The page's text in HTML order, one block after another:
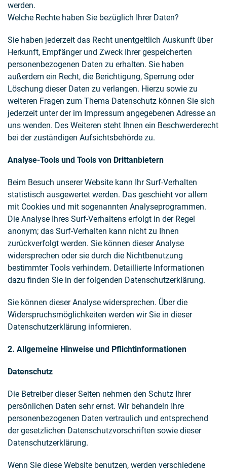
werden.
Welche Rechte haben Sie bezüglich Ihrer Daten?
Sie haben jederzeit das Recht unentgeltlich Auskunft über
Herkunft, Empfänger und Zweck Ihrer gespeicherten
personenbezogenen Daten zu erhalten. Sie haben
außerdem ein Recht, die Berichtigung, Sperrung oder
Löschung dieser Daten zu verlangen. Hierzu sowie zu
weiteren Fragen zum Thema Datenschutz können Sie sich
jederzeit unter der im Impressum angegebenen Adresse an
uns wenden. Des Weiteren steht Ihnen ein Beschwerderecht
bei der zuständigen Aufsichtsbehörde zu.
Analyse-Tools und Tools von Drittanbietern
Beim Besuch unserer Website kann Ihr Surf-Verhalten
statistisch ausgewertet werden. Das geschieht vor allem
mit Cookies und mit sogenannten Analyseprogrammen.
Die Analyse Ihres Surf-Verhaltens erfolgt in der Regel
anonym; das Surf-Verhalten kann nicht zu Ihnen
zurückverfolgt werden. Sie können dieser Analyse
widersprechen oder sie durch die Nichtbenutzung
bestimmter Tools verhindern. Detaillierte Informationen
dazu finden Sie in der folgenden Datenschutzerklärung.
Sie können dieser Analyse widersprechen. Über die
Widerspruchsmöglichkeiten werden wir Sie in dieser
Datenschutzerklärung informieren.
2. Allgemeine Hinweise und Pflichtinformationen
Datenschutz
Die Betreiber dieser Seiten nehmen den Schutz Ihrer
persönlichen Daten sehr ernst. Wir behandeln Ihre
personenbezogenen Daten vertraulich und entsprechend
der gesetzlichen Datenschutzvorschriften sowie dieser
Datenschutzerklärung.
Wenn Sie diese Website benutzen, werden verschiedene